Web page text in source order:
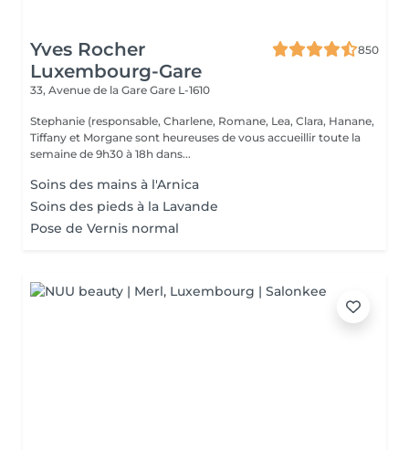
Yves Rocher
Luxembourg-Gare
850
33, Avenue de la Gare Gare L-1610
Stephanie (responsable, Charlene, Romane, Lea, Clara, Hanane,
Tiffany et Morgane sont heureuses de vous accueillir toute la
semaine de 9h30 à 18h dans...
Soins des mains à l'Arnica
Soins des pieds à la Lavande
Pose de Vernis normal